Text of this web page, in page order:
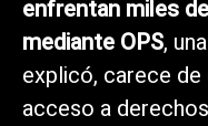
enfrentan miles
mediante OPS,
explicó, carece
acceso a